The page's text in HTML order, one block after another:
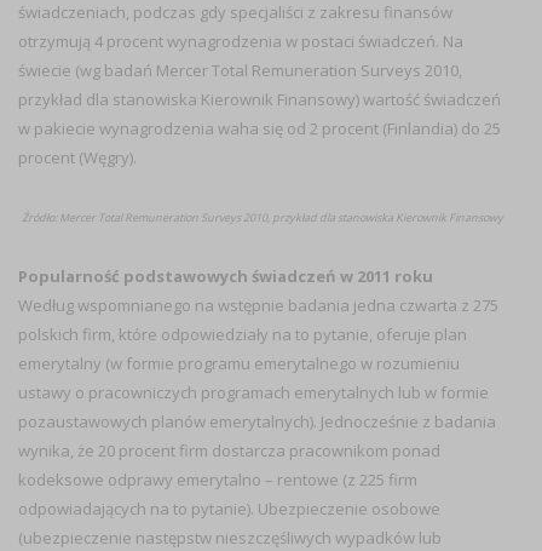
świadczeniach, podczas gdy specjaliści z zakresu finansów
otrzymują 4 procent wynagrodzenia w postaci świadczeń. Na
świecie (wg badań Mercer Total Remuneration Surveys 2010,
przykład dla stanowiska Kierownik Finansowy) wartość świadczeń
w pakiecie wynagrodzenia waha się od 2 procent (Finlandia) do 25
procent (Węgry).
Źródło: Mercer Total Remuneration Surveys 2010, przykład dla stanowiska Kierownik Finansowy
Popularność podstawowych świadczeń w 2011 roku
Według wspomnianego na wstępnie badania jedna czwarta z 275
polskich firm, które odpowiedziały na to pytanie, oferuje plan
emerytalny (w formie programu emerytalnego w rozumieniu
ustawy o pracowniczych programach emerytalnych lub w formie
pozaustawowych planów emerytalnych). Jednocześnie z badania
wynika, że 20 procent firm dostarcza pracownikom ponad
kodeksowe odprawy emerytalno – rentowe (z 225 firm
odpowiadających na to pytanie). Ubezpieczenie osobowe
(ubezpieczenie następstw nieszczęśliwych wypadków lub